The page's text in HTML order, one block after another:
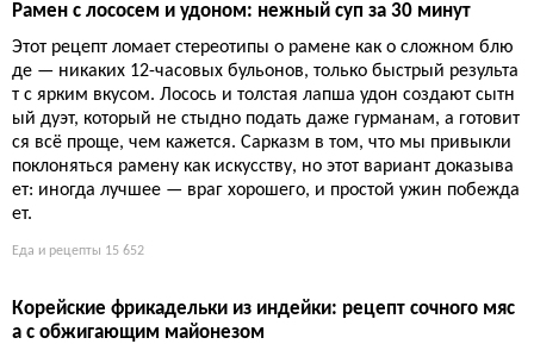
Рамен с лососем и удоном: нежный суп за 30 минут
Этот рецепт ломает стереотипы о рамене как о сложном блю
де — никаких 12-часовых бульонов, только быстрый результа
т с ярким вкусом. Лосось и толстая лапша удон создают сытн
ый дуэт, который не стыдно подать даже гурманам, а готовит
ся всё проще, чем кажется. Сарказм в том, что мы привыкли
поклоняться рамену как искусству, но этот вариант доказыва
ет: иногда лучшее — враг хорошего, и простой ужин побежда
ет.
Еда и рецепты 15 652
Корейские фрикадельки из индейки: рецепт сочного мяс
а с обжигающим майонезом